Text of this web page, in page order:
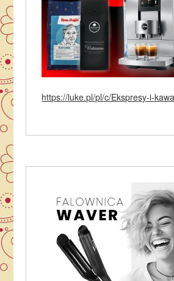
https://luke.pl/pl/c/Ekspresy-i-